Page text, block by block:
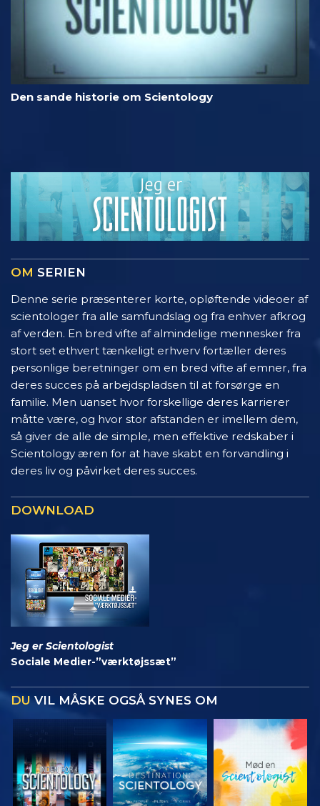
Den sande historie om Scientology
OM SERIEN
Denne serie præsenterer korte, opløftende videoer af
scientologer fra alle samfundslag og fra enhver afkrog
af verden. En bred vifte af almindelige mennesker fra
stort set ethvert tænkeligt erhverv fortæller deres
personlige beretninger om en bred vifte af emner, fra
deres succes på arbejdspladsen til at forsørge en
familie. Men uanset hvor forskellige deres karrierer
måtte være, og hvor stor afstanden er imellem dem,
så giver de alle de simple, men effektive redskaber i
Scientology æren for at have skabt en forvandling i
deres liv og påvirket deres succes.
DOWNLOAD
Jeg er Scientologist
Sociale Medier-”værktøjssæt”
DUVIL MÅSKE OGSÅ SYNES OM